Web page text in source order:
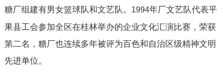
糖厂组建有男女篮球队和文艺队。 1994年厂文艺队代表平
果县工会参加全区在桂林举办的企业文化汇演比赛，荣获
第二名，糖厂也连续多年被评为百色和自治区级精神文明
先进单位。